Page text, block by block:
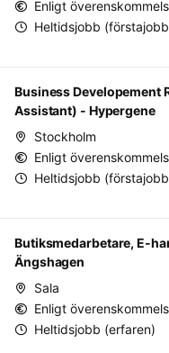
Enligt
Heltidsjobb
Business Developement
Assistant) - Hypergene
Stockholm
Enligt
Heltidsjobb
Butiksmedarbetare, E-
Ängshagen
Sala
Enligt
Heltidsjobb (erfaren)